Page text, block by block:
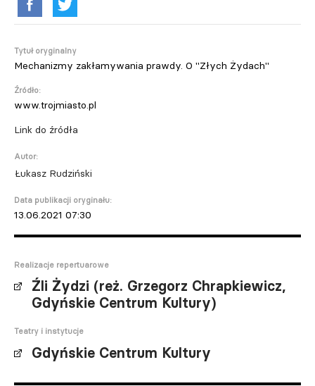
Tytuł oryginalny
Mechanizmy zakłamywania prawdy. O "Złych Żydach"
Źródło:
www.trojmiasto.pl
Link do źródła
Autor:
Łukasz Rudziński
Data publikacji oryginału:
13.06.2021 07:30
Realizacje repertuarowe
Źli Żydzi (reż. Grzegorz Chrapkiewicz,
Gdyńskie Centrum Kultury)
Teatry i instytucje
Gdyńskie Centrum Kultury